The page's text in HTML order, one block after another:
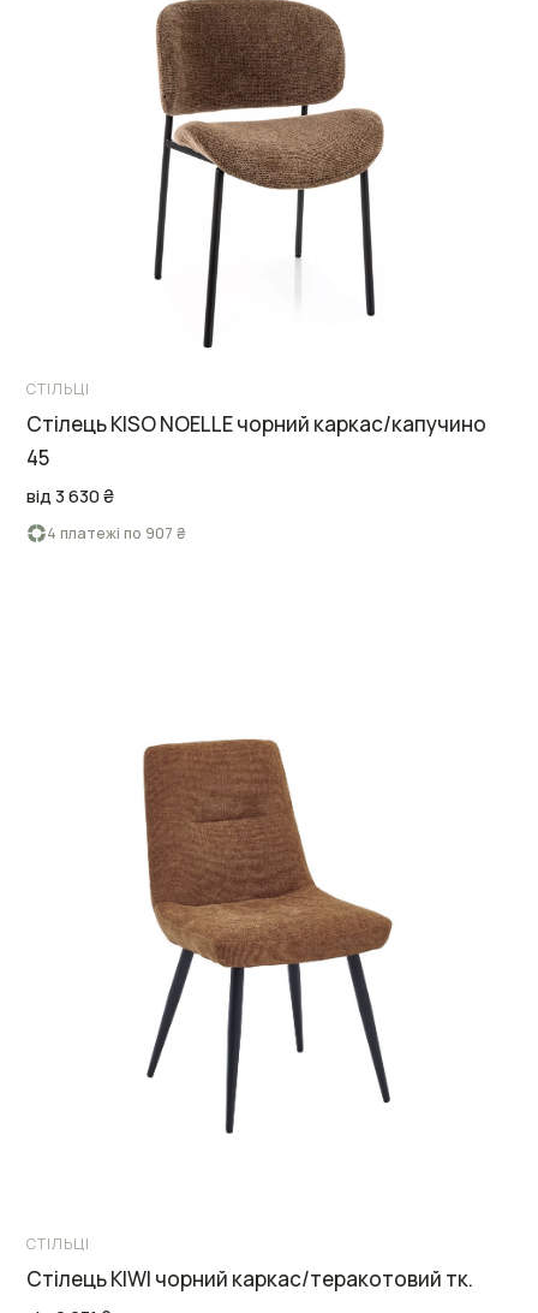
СТІЛЬЦІ
Стілець KISO NOELLE чорний каркас/капучино
45
від 3 630 ₴
4 платежі по 907 ₴
СТІЛЬЦІ
Стілець KIWI чорний каркас/теракотовий тк.